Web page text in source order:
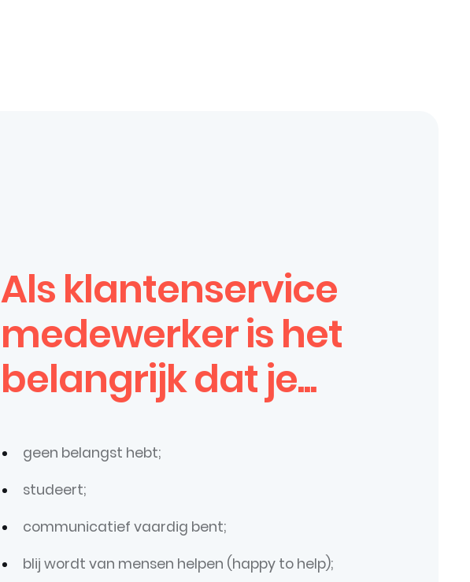
Als klantenservice
medewerker is het
belangrijk dat je...
geen belangst hebt;
studeert;
communicatief vaardig bent;
blij wordt van mensen helpen (happy to help);